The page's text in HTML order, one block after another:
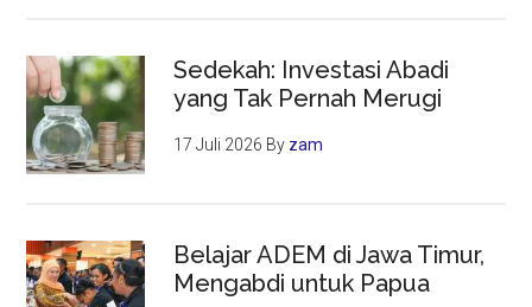
Sedekah: Investasi Abadi
yang Tak Pernah Merugi
17 Juli 2026 By zam
Belajar ADEM di Jawa Timur,
Mengabdi untuk Papua